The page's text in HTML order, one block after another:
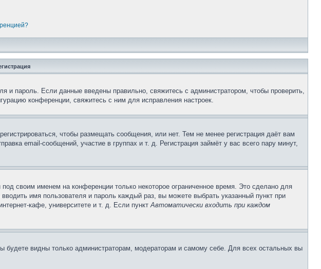
и пароль. Если данные введены правильно, свяжитесь с администратором, чтобы проверить,
конференции, свяжитесь с ним для исправления настроек.
чтобы размещать сообщения, или нет. Тем не менее регистрация даёт вам
email-сообщений, участие в группах и т. д. Регистрация займёт у вас всего пару минут,
своим именем на конференции только некоторое ограниченное время. Это сделано для
имя пользователя и пароль каждый раз, вы можете выбрать указанный пункт при
кафе, университете и т. д. Если пунктАвтоматически входить при каждом
будете видны только администраторам, модераторам и самому себе. Для всех остальных вы